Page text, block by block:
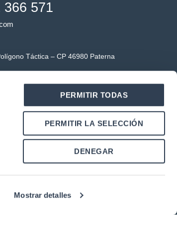
Mostrar detalles
PERMITIR TODAS
PERMITIR LA SELECCIÓN
DENEGAR
366 571
Táctica – CP 46980 Paterna
Táctica, Carrer Forners, 18, 46980